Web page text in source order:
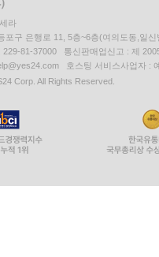
라
포구 은행로 11, 5층~6층(여의도동,일신
229-81-37000 통신판매업신고 : 제
호스팅 서비스사업자 :
Corp. All Rights Reserved.